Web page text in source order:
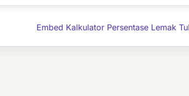
Embed Kalkulator Persentase Lemak